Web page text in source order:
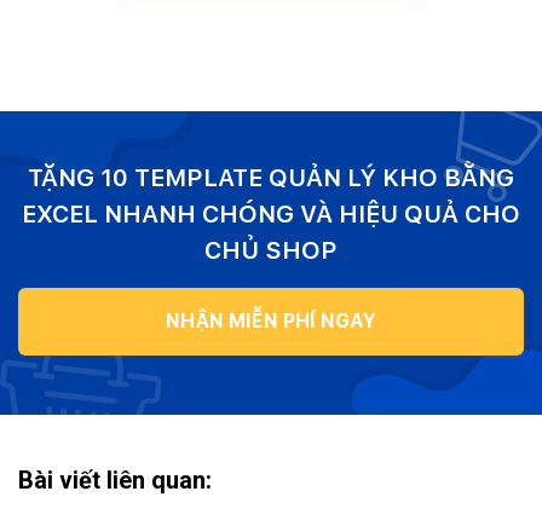
TẶNG 10 TEMPLATE QUẢN LÝ KHO BẰNG
EXCEL NHANH CHÓNG VÀ HIỆU QUẢ CHO
CHỦ SHOP
NHẬN MIỄN PHÍ NGAY
Bài viết liên quan: